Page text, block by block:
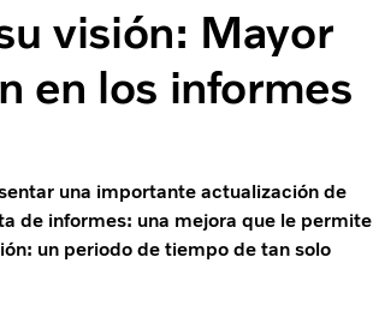
e interurbanos
visión: Mayor
en los informes
una importante actualización de
de informes: una mejora que le permite
un periodo de tiempo de tan solo